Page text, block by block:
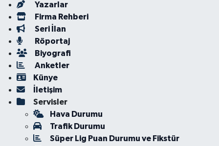
Yazarlar
Firma Rehberi
Seri İlan
Röportaj
Biyografi
Anketler
Künye
İletişim
Servisler
Hava Durumu
Trafik Durumu
Süper Lig Puan Durumu ve Fikstür